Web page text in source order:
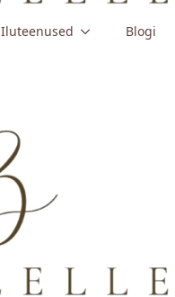
Iluteenused Blogi